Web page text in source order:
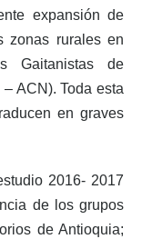
expansión de
zonas rurales en
Gaitanistas de
ACN). Toda esta
en graves
2016- 2017
de los grupos
de Antioquia;